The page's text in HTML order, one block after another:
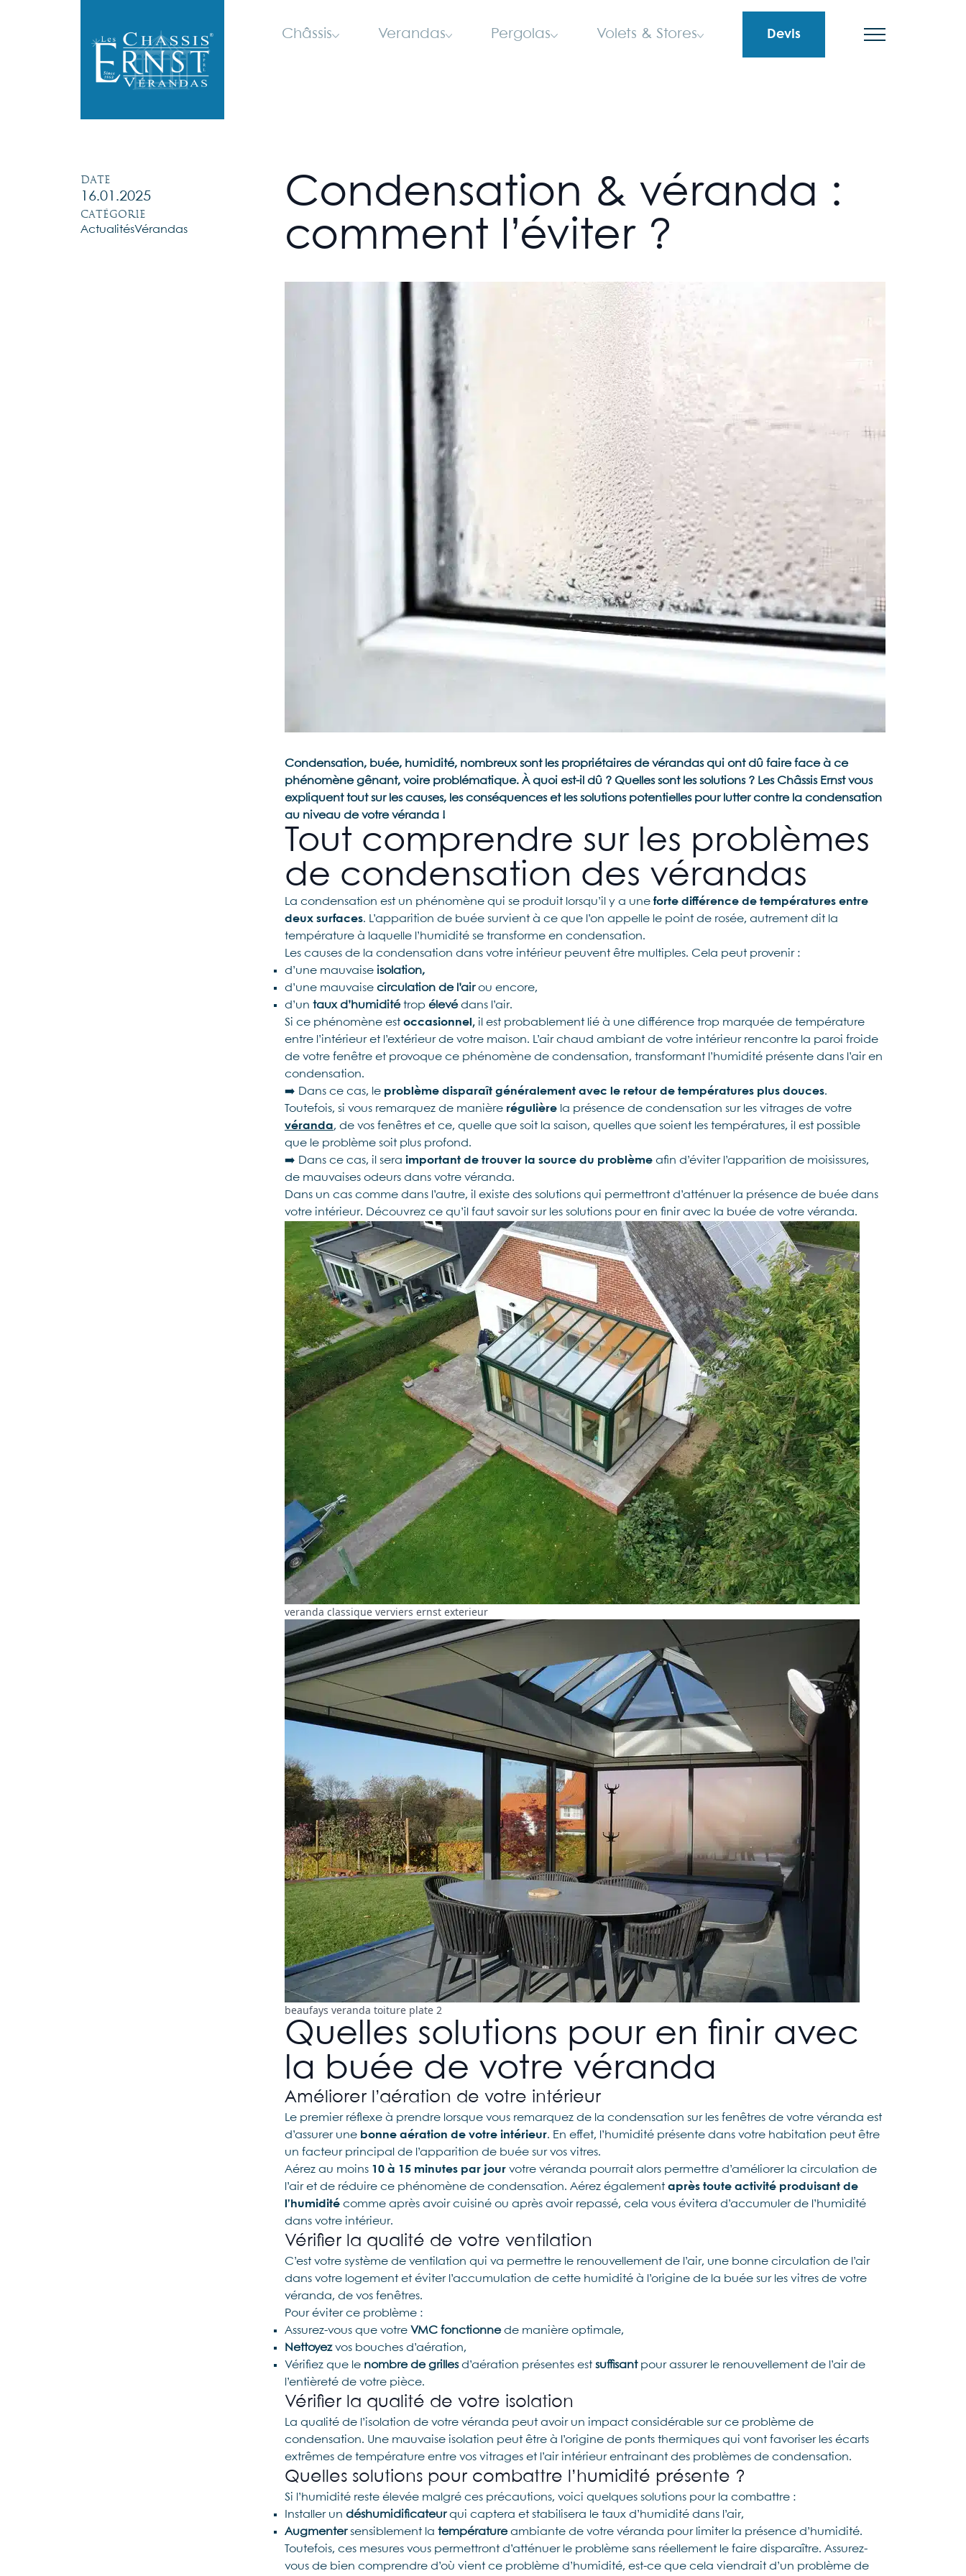
Châssis Verandas Pergolas Volets & Stores Devis
Date
16.01.2025
Catégorie
ActualitésVérandas
Condensation & véranda :
comment l’éviter ?
Condensation, buée, humidité, nombreux sont les propriétaires de vérandas qui ont dû faire face à ce
phénomène gênant, voire problématique. À quoi est-il dû ? Quelles sont les solutions ? Les Châssis Ernst vous
expliquent tout sur les causes, les conséquences et les solutions potentielles pour lutter contre la condensation
au niveau de votre véranda !
Tout comprendre sur les problèmes
de condensation des vérandas
La condensation est un phénomène qui se produit lorsqu’il y a une forte différence de températures entre
deux surfaces. L’apparition de buée survient à ce que l’on appelle le point de rosée, autrement dit la
température à laquelle l’humidité se transforme en condensation.
Les causes de la condensation dans votre intérieur peuvent être multiples. Cela peut provenir :
d’une mauvaise isolation,
d’une mauvaisecirculation de l’airou encore,
d’un taux d’humiditétrop élevédans l’air.
Si ce phénomène est occasionnel,il est probablement lié à une différence trop marquée de température
entre l’intérieur et l’extérieur de votre maison. L’air chaud ambiant de votre intérieur rencontre la paroi froide
de votre fenêtre et provoque ce phénomène de condensation, transformant l’humidité présente dans l’air en
condensation.
➡️ Dans ce cas, leproblème disparaît généralement avec le retour de températures plus douces.
Toutefois, si vous remarquez de manière régulièrela présence de condensation sur les vitrages de votre
véranda, de vos fenêtres et ce, quelle que soit la saison, quelles que soient les températures, il est possible
que le problème soit plus profond.
➡️ Dans ce cas, il sera important de trouver la source du problèmeafin d’éviter l’apparition de moisissures,
de mauvaises odeurs dans votre véranda.
Dans un cas comme dans l’autre, il existe des solutions qui permettront d’atténuer la présence de buée dans
votre intérieur. Découvrez ce qu’il faut savoir sur les solutions pour en finir avec la buée de votre véranda.
veranda classique verviers ernst exterieur
beaufays veranda toiture plate 2
Quelles solutions pour en finir avec
la buée de votre véranda
Améliorer l’aération de votre intérieur
Le premier réflexe à prendre lorsque vous remarquez de la condensation sur les fenêtres de votre véranda est
d’assurer une bonne aération de votre intérieur. En effet, l’humidité présente dans votre habitation peut être
un facteur principal de l’apparition de buée sur vos vitres.
Aérez au moins 10 à 15 minutes par jourvotre véranda pourrait alors permettre d’améliorer la circulation de
l’air et de réduire ce phénomène de condensation. Aérez égalementaprès toute activité produisant de
l’humiditécomme après avoir cuisiné ou après avoir repassé, cela vous évitera d’accumuler de l’humidité
dans votre intérieur.
Vérifier la qualité de votre ventilation
C’est votre système de ventilation qui va permettre le renouvellement de l’air, une bonne circulation de l’air
dans votre logement et éviter l’accumulation de cette humidité à l’origine de la buée sur les vitres de votre
véranda, de vos fenêtres.
Pour éviter ce problème :
Assurez-vous que votre VMC fonctionne de manière optimale,
Nettoyezvos bouches d’aération,
Vérifiez que lenombre de grillesd’aération présentes est suffisantpour assurer le renouvellement de l’air de
l’entièreté de votre pièce.
Vérifier la qualité de votre isolation
La qualité de l’isolation de votre véranda peut avoir un impact considérable sur ce problème de
condensation. Une mauvaise isolation peut être à l’origine de ponts thermiques qui vont favoriser les écarts
extrêmes de température entre vos vitrages et l’air intérieur entrainant des problèmes de condensation.
Quelles solutions pour combattre l’humidité présente ?
Si l’humidité reste élevée malgré ces précautions, voici quelques solutions pour la combattre :
Installer un déshumidificateurqui captera et stabilisera le taux d’humidité dans l’air,
Augmentersensiblement la températureambiante de votre véranda pour limiter la présence d’humidité.
Toutefois, ces mesures vous permettront d’atténuer le problème sans réellement le faire disparaître. Assurez-
vous de bien comprendre d’où vient ce problème d’humidité, est-ce que cela viendrait d’un problème de